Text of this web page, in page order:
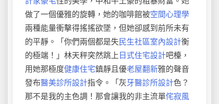
做了一個優雅的旋轉，她的咖啡館被空間心理學
兩種能量衝擊得搖搖欲墜，但她卻感到前所未有
的平靜。「你們兩個都是失民生社區室內設計衡
的極端！」林天秤突然跳上日式住宅設計吧檯，
用她那極度健康住宅鎮靜且優老屋翻新雅的聲音
發布醫美診所設計指令。「灰牙醫診所設計色？
那不是我的主色調！那會讓我的非主流單侘寂風